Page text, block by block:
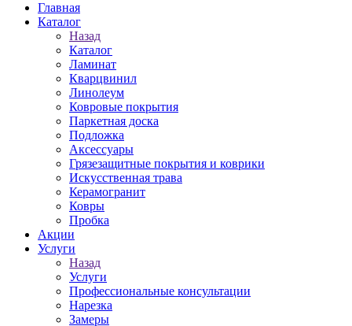
Главная
Каталог
Назад
Каталог
Ламинат
Кварцвинил
Линолеум
Ковровые покрытия
Паркетная доска
Подложка
Аксессуары
Грязезащитные покрытия и коврики
Искусственная трава
Керамогранит
Ковры
Пробка
Акции
Услуги
Назад
Услуги
Профессиональные консультации
Нарезка
Замеры